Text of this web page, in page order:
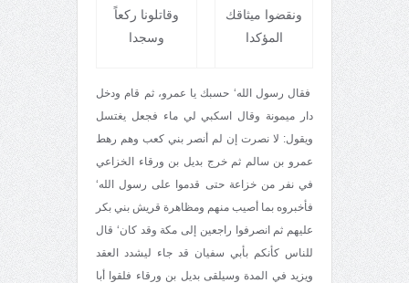
ونقضوا ميثاقك
المؤكدا
وقاتلونا ركعاً
وسجدا
فقال رسول الله‘ حسبك يا عمرو، ثم قام ودخل
دار ميمونة وقال اسكبي لي ماء فجعل يغتسل
ويقول: لا نصرت إن لم أنصر بني كعب وهم رهط
عمرو بن سالم ثم خرج بديل بن ورقاء الخزاعي
في نفر من خزاعة حتى قدموا على رسول الله‘
فأخبروه بما أصيب منهم ومظاهرة قريش بني بكر
عليهم ثم انصرفوا راجعين إلى مكة وقد كان‘ قال
للناس كأنكم بأبي سفيان قد جاء ليشدد العقد
ويزيد في المدة وسيلقى بديل بن ورقاء فلقوا أبا